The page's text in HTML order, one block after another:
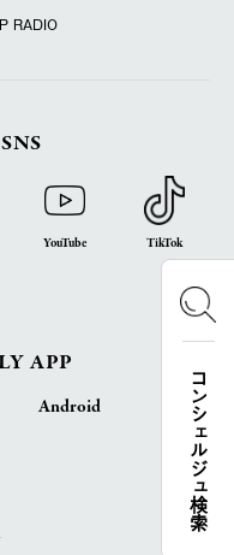
コンシェルジュ検索
RADIO
YouTube TikTok
APP
Android